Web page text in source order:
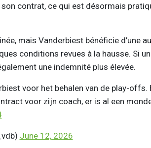
contrat, ce qui est désormais
mais Vanderbiest bénéficie d’une
conditions revues à la hausse. Si
une indemnité plus élevée.
voor het behalen van de play-offs.
voor zijn coach, er is al een
June 12, 2026